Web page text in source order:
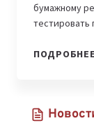
бумажному
ПОДРОБНЕЕ